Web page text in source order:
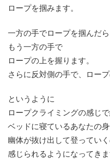
ロープを掴みます。
一方の手でロープを掴んだら
もう一方の手で
ロープの上を握ります。
さらに反対側の手で、ロー
というように
ロープクライミングの感じ
ベッドに寝ているあなたの
幽体が抜け出して登ってい
感じられるようになってきま